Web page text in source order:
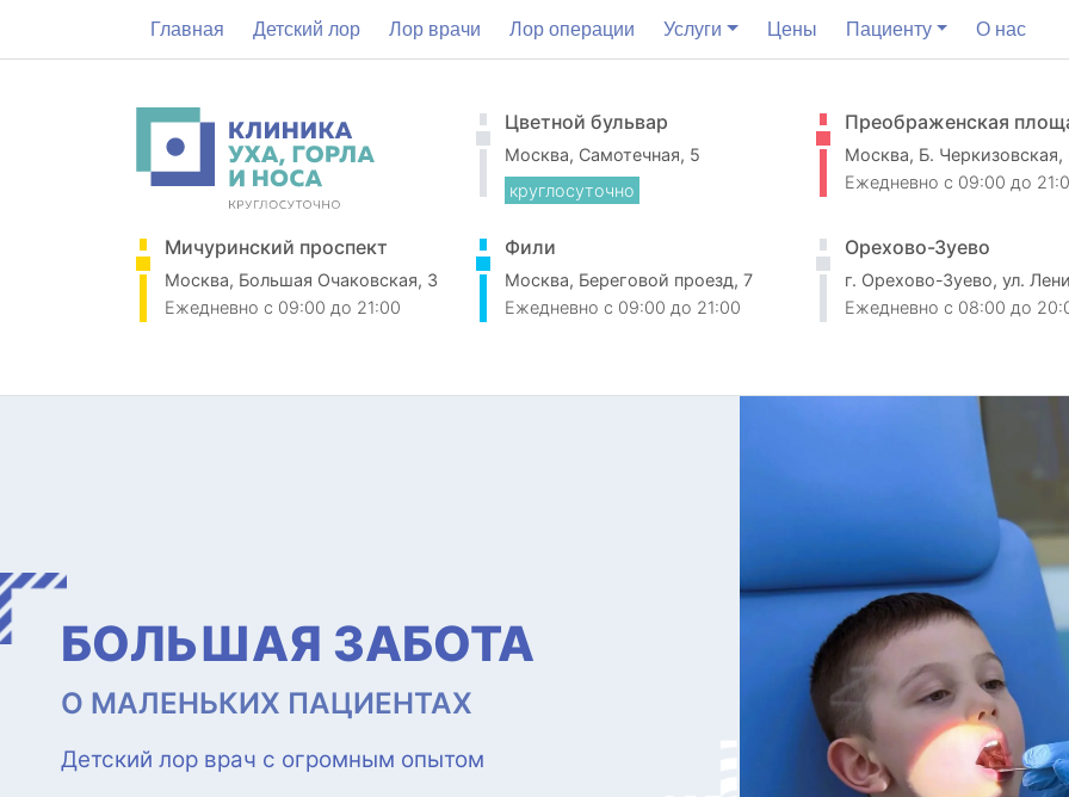
Главная Детский лор Лор врачи Лор операции Услуги Цены Пациенту О нас
Цветной бульвар
Москва, Самотечная, 5
круглосуточно
Преображенская
Москва, Б. Черкизовская,
Ежедневно c 09:00 до
Мичуринский проспект
Москва, Большая Очаковская, 3
Ежедневно c 09:00 до 21:00
Фили
Москва, Береговой проезд, 7
Ежедневно c 09:00 до 21:00
Орехово-Зуево
г. Орехово-Зуево, ул.
Ежедневно c 08:00 до
ДЫШАТЬ БЕЗ ПРЕГРАД
ИСПРАВЛЕНИЕ НОСОВОЙ ПЕРЕГОРОДКИ